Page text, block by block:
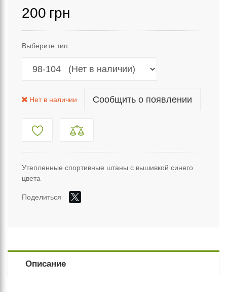
200 грн
Выберите тип
Нет в наличии Сообщить о появлении
Утепленные спортивные штаны с вышивкой синего
цвета
Поделиться
Описание